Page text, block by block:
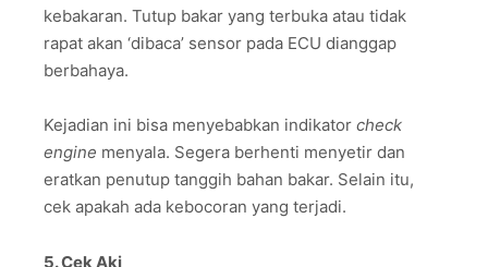
kebakaran. Tutup bakar yang terbuka atau tidak
rapat akan ‘dibaca’ sensor pada ECU dianggap
berbahaya.
Kejadian ini bisa menyebabkan indikator check
engine menyala. Segera berhenti menyetir dan
eratkan penutup tanggih bahan bakar. Selain itu,
cek apakah ada kebocoran yang terjadi.
5. Cek Aki